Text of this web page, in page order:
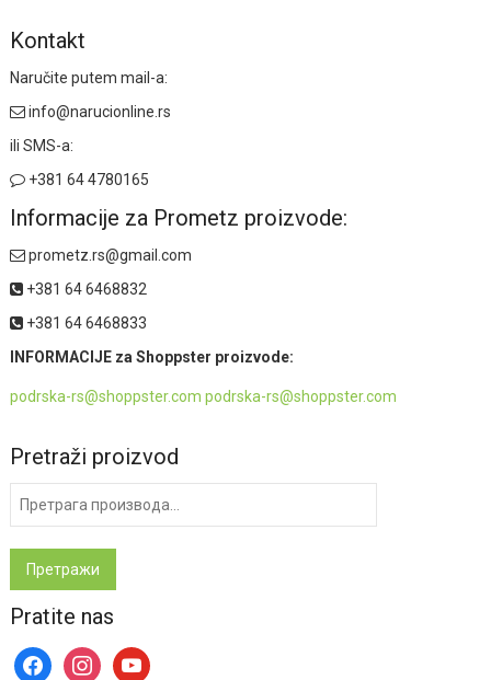
Kontakt
Naručite putem mail-a:
info@narucionline.rs
ili SMS-a:
+381 64 4780165
Informacije za Prometz proizvode:
prometz.rs@gmail.com
+381 64 6468832
+381 64 6468833
INFORMACIJE za Shoppster proizvode:
podrska-rs@shoppster.com podrska-rs@shoppster.com
Pretraži proizvod
Претражи
Pratite nas
facebookinstagramyoutube